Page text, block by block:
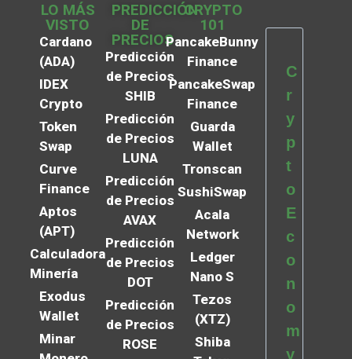
LO MÁS
VISTO
Cardano
(ADA)
IDEX
Crypto
Token
Swap
Curve
Finance
Aptos
(APT)
Calculadora
Minería
Exodus
Wallet
Minar
PREDICCIÓN
DE
PRECIOS
Predicción
de Precios
SHIB
Predicción
de Precios
LUNA
Predicción
de Precios
AVAX
Predicción
de Precios
DOT
Predicción
de Precios
ROSE
CRYPTO
101
PancakeBunny
Finance
PancakeSwap
Finance
Guarda
Wallet
Tronscan
SushiSwap
Acala
Network
Ledger
Nano S
Tezos
(XTZ)
Shiba
C
r
y
p
t
o
E
c
o
n
o
m
y